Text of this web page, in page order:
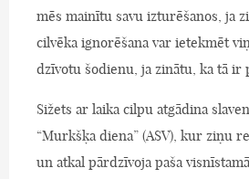
mēs mainītu savu izturēšanos, ja
cilvēka ignorēšana var ietekmēt
dzīvotu šodienu, ja zinātu, ka tā ir
Sižets ar laika cilpu atgādina
“Murkšķa diena” (ASV), kur ziņu
un atkal pārdzīvoja paša